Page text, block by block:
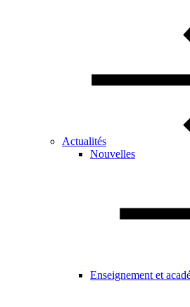
Actualités
Nouvelles
Enseignement et